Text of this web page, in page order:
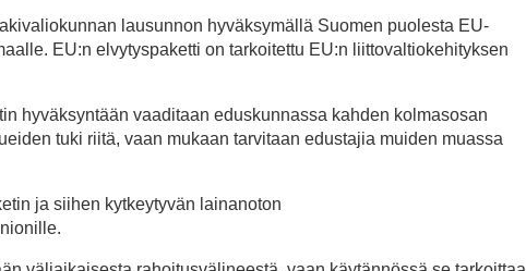
lausunnon hyväksymällä Suomen puolesta EU-
EU:n elvytyspaketti on tarkoitettu EU:n liittovaltiokehityksen
hyväksyntään vaaditaan eduskunnassa kahden kolmasosan
tuki riitä, vaan mukaan tarvitaan edustajia muiden muassa
ja siihen kytkeytyvän lainanoton